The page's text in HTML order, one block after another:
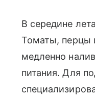
В середине
Томаты, перцы
медленно
питания. Для